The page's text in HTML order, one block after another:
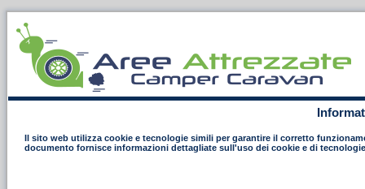
Il sito web utilizza cookie e tecnologie simili per garantire il corretto
documento fornisce informazioni dettagliate sull'uso dei cookie e di